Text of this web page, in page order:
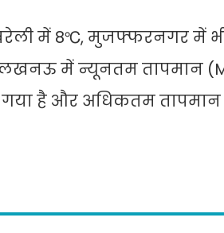
बरेली में 8℃, मुजफ्फरनगर में
लखनऊ में न्यूनतम तापमान
गया है और अधिकतम